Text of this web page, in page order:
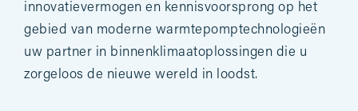
innovatievermogen en kennisvoorsprong op het
gebied van moderne warmtepomptechnologieën
uw partner in binnenklimaatoplossingen die u
zorgeloos de nieuwe wereld in loodst.